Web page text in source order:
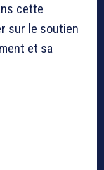
cette
sur le soutien
et sa